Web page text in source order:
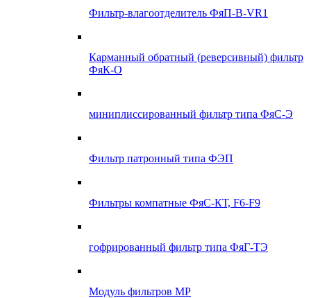
Фильтр-влагоотделитель ФяП-В-VR1
Карманный обратный (реверсивный) фильтр
ФяК-О
миниплиссированный фильтр типа ФяС-Э
Фильтр патронный типа ФЭП
Фильтры компатные ФяС-КТ, F6-F9
гофрированный фильтр типа ФяГ-ТЭ
Модуль фильтров МР